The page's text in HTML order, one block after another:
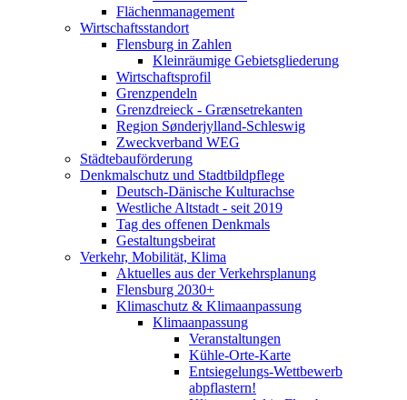
Flächenmanagement
Wirtschaftsstandort
Flensburg in Zahlen
Kleinräumige Gebietsgliederung
Wirtschaftsprofil
Grenzpendeln
Grenzdreieck - Grænsetrekanten
Region Sønderjylland-Schleswig
Zweckverband WEG
Städtebauförderung
Denkmalschutz und Stadtbildpflege
Deutsch-Dänische Kulturachse
Westliche Altstadt - seit 2019
Tag des offenen Denkmals
Gestaltungsbeirat
Verkehr, Mobilität, Klima
Aktuelles aus der Verkehrsplanung
Flensburg 2030+
Klimaschutz & Klimaanpassung
Klimaanpassung
Veranstaltungen
Kühle-Orte-Karte
Entsiegelungs-Wettbewerb
abpflastern!